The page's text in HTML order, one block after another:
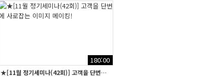
180:00
★[11월 정기세미나(42회)] 고객을 단번에 사로잡는 이미지 메이킹!